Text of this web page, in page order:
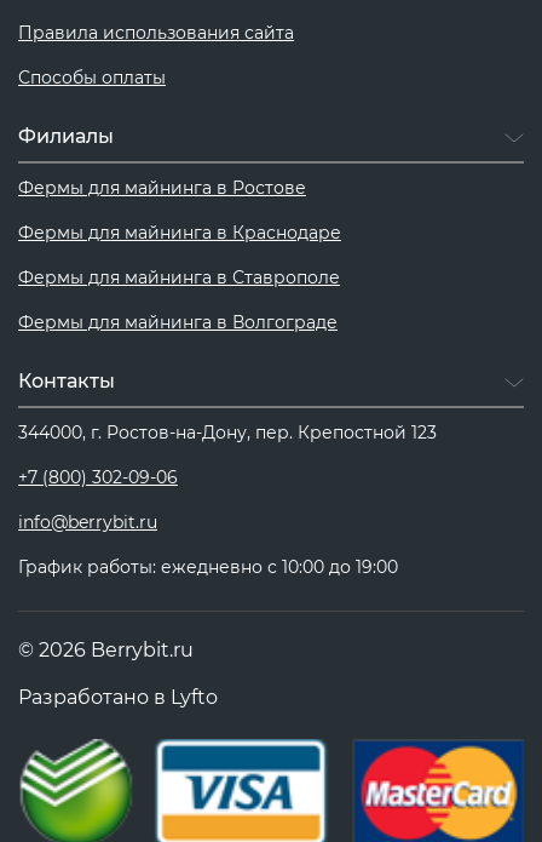
Правила использования сайта
Способы оплаты
Филиалы
Фермы для майнинга в Ростове
Фермы для майнинга в Краснодаре
Фермы для майнинга в Ставрополе
Фермы для майнинга в Волгограде
Контакты
344000, г. Ростов-на-Дону, пер. Крепостной 123
+7 (800) 302-09-06
info@berrybit.ru
График работы: ежедневно с 10:00 до 19:00
© 2026 Berrybit.ru
Разработано в Lyfto